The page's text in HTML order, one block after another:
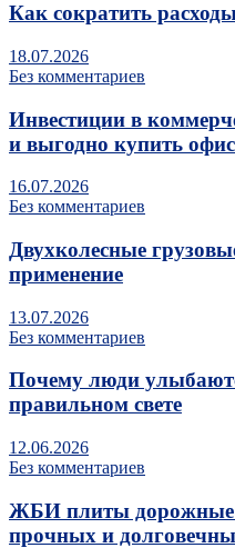
Как сократить
18.07.2026
Без комментариев
Инвестиции в
и выгодно купить
16.07.2026
Без комментариев
Двухколесные
применение
13.07.2026
Без комментариев
Почему люди
правильном свете
12.06.2026
Без комментариев
ЖБИ плиты дорожные:
прочных и